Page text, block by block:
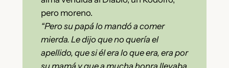
pero moreno.
“Pero su papá lo mandó a comer
mierda. Le dijo que no quería el
apellido, que si él era lo que era, era por